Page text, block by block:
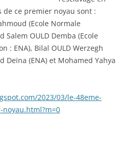
ce premier noyau sont :
(Ecole Normale
Salem OULD Demba (Ecole
: ENA), Bilal OULD Werzegh
Deïna (ENA) et Mohamed Yahya
2023/03/le-48eme-